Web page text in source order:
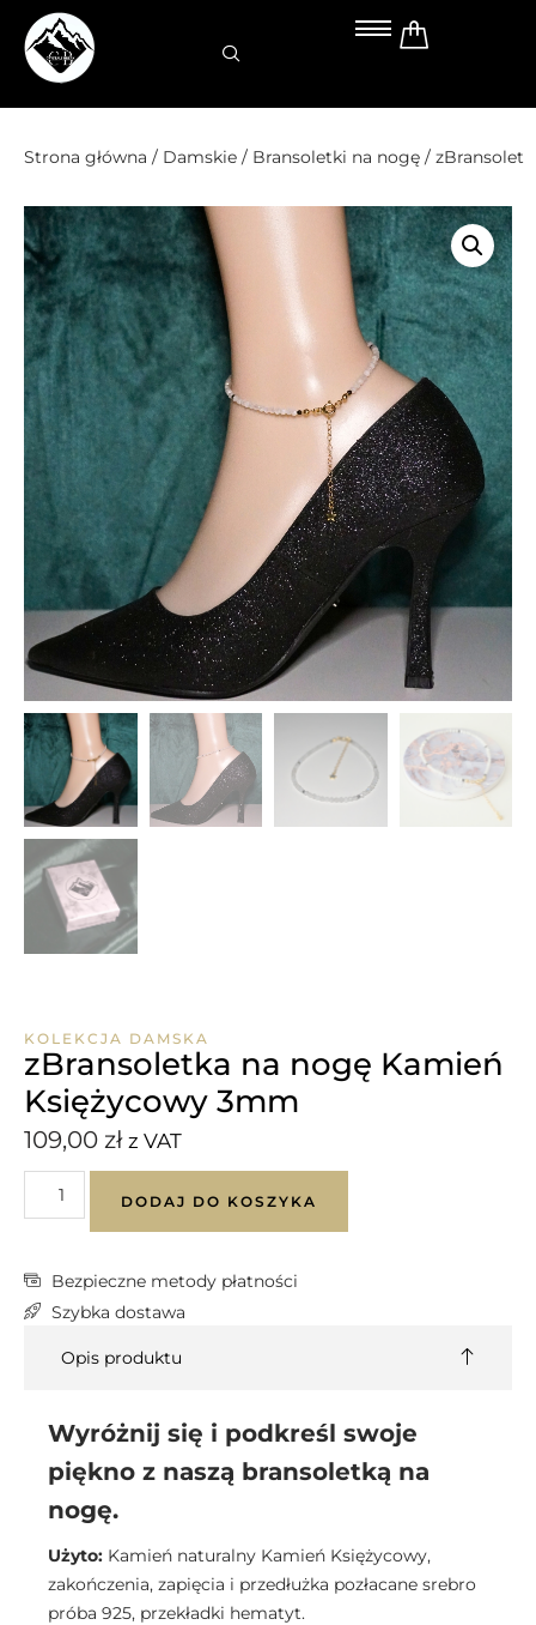
Przejdź
Strona główna / Damskie / Bransoletki na nogę /
KOLEKCJA DAMSKA
zBransoletka na nogę Kamień
Księżycowy 3mm
109,00 zł z VAT
DODAJ DO KOSZYKA
Bezpieczne metody płatności
Szybka dostawa
Opis produktu
Wyróżnij się i podkreśl swoje
piękno z naszą bransoletką na
nogę.
Użyto: Kamień naturalny Kamień Księżycowy,
zakończenia, zapięcia i przedłużka pozłacane srebro
próba 925, przekładki hematyt.